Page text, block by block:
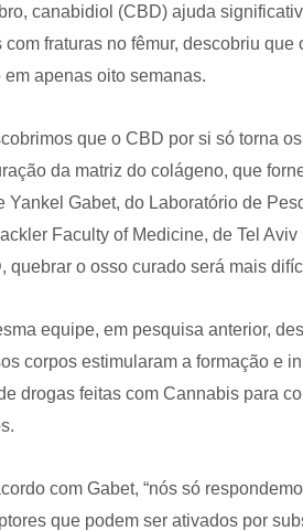
canabidiol (CBD) ajuda
com fraturas no fêmur, descobriu
em apenas oito semanas.
que o CBD por si só torna
da matriz do colágeno, que
Yankel Gabet, do Laboratório de
Faculty of Medicine, de Tel
quebrar o osso curado será mais
equipe, em pesquisa anterior,
corpos estimularam a formação e
drogas feitas com Cannabis para
com Gabet, “nós só
que podem ser ativados por
CRF-AL reforça
farmacêutico em
da Anvisa sobre